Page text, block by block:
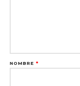
NOMBRE *